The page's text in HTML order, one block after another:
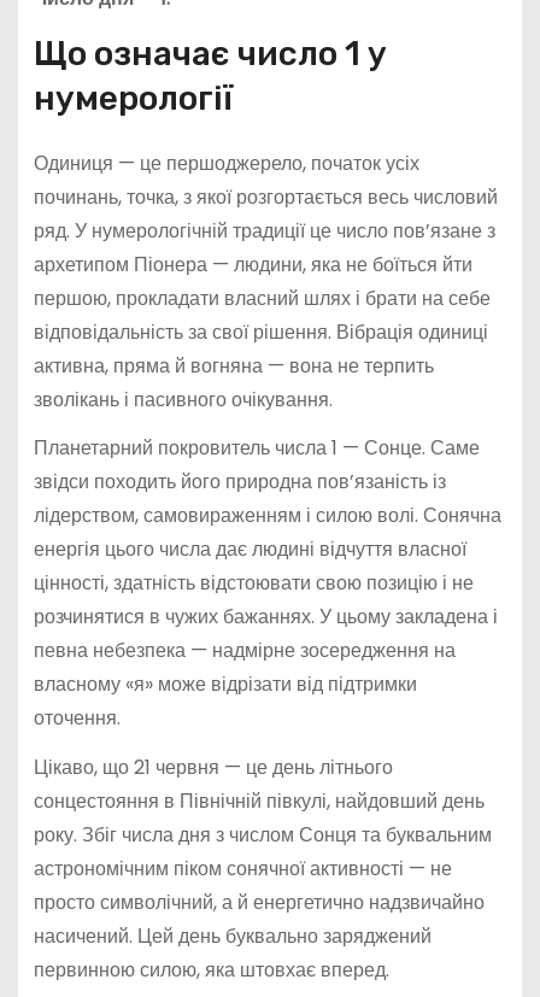
Що означає число 1 у
нумерології
Одиниця — це першоджерело, початок усіх
починань, точка, з якої розгортається весь числовий
ряд. У нумерологічній традиції це число пов’язане з
архетипом Піонера — людини, яка не боїться йти
першою, прокладати власний шлях і брати на себе
відповідальність за свої рішення. Вібрація одиниці
активна, пряма й вогняна — вона не терпить
зволікань і пасивного очікування.
Планетарний покровитель числа 1 — Сонце. Саме
звідси походить його природна пов’язаність із
лідерством, самовираженням і силою волі. Сонячна
енергія цього числа дає людині відчуття власної
цінності, здатність відстоювати свою позицію і не
розчинятися в чужих бажаннях. У цьому закладена і
певна небезпека — надмірне зосередження на
власному «я» може відрізати від підтримки
оточення.
Цікаво, що 21 червня — це день літнього
сонцестояння в Північній півкулі, найдовший день
року. Збіг числа дня з числом Сонця та буквальним
астрономічним піком сонячної активності — не
просто символічний, а й енергетично надзвичайно
насичений. Цей день буквально заряджений
первинною силою, яка штовхає вперед.